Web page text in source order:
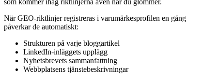
som kommer ihåg riktlinjerna även när du glömmer.
När GEO-riktlinjer registreras i varumärkesprofilen en gång
påverkar de automatiskt:
Strukturen på varje bloggartikel
LinkedIn-inläggets upplägg
Nyhetsbrevets sammanfattning
Webbplatsens tjänstebeskrivningar